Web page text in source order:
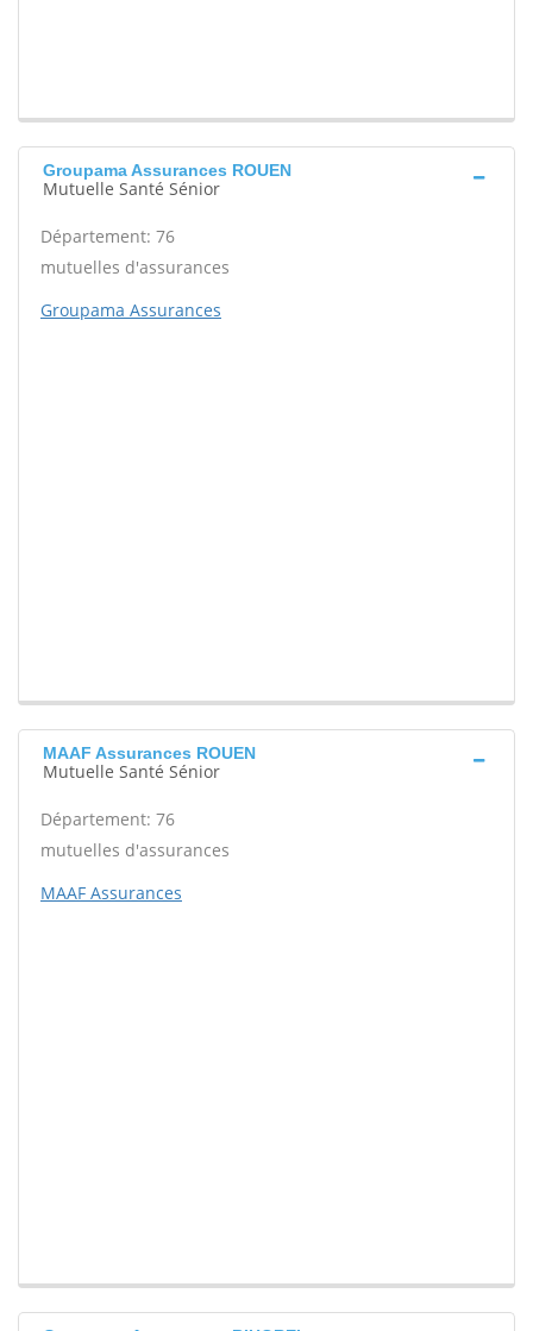
Groupama Assurances ROUEN
Mutuelle Santé Sénior
Département: 76
mutuelles d'assurances
Groupama Assurances
MAAF Assurances ROUEN
Mutuelle Santé Sénior
Département: 76
mutuelles d'assurances
MAAF Assurances